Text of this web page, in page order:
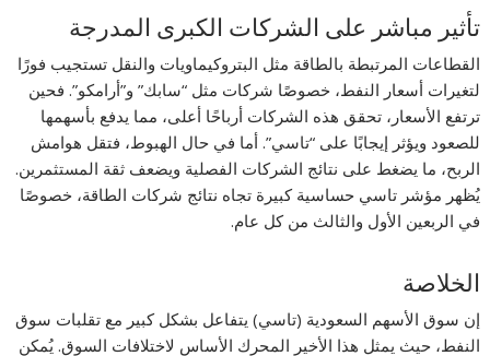
تأثير مباشر على الشركات الكبرى المدرجة
القطاعات المرتبطة بالطاقة مثل البتروكيماويات والنقل تستجيب فورًا
لتغيرات أسعار النفط، خصوصًا شركات مثل “سابك” و”أرامكو”. فحين
ترتفع الأسعار، تحقق هذه الشركات أرباحًا أعلى، مما يدفع بأسهمها
للصعود ويؤثر إيجابًا على “تاسي”. أما في حال الهبوط، فتقل هوامش
الربح، ما يضغط على نتائج الشركات الفصلية ويضعف ثقة المستثمرين.
يُظهر مؤشر تاسي حساسية كبيرة تجاه نتائج شركات الطاقة، خصوصًا
في الربعين الأول والثالث من كل عام.
الخلاصة
إن سوق الأسهم السعودية (تاسي) يتفاعل بشكل كبير مع تقلبات سوق
النفط، حيث يمثل هذا الأخير المحرك الأساس لاختلافات السوق. يُمكن